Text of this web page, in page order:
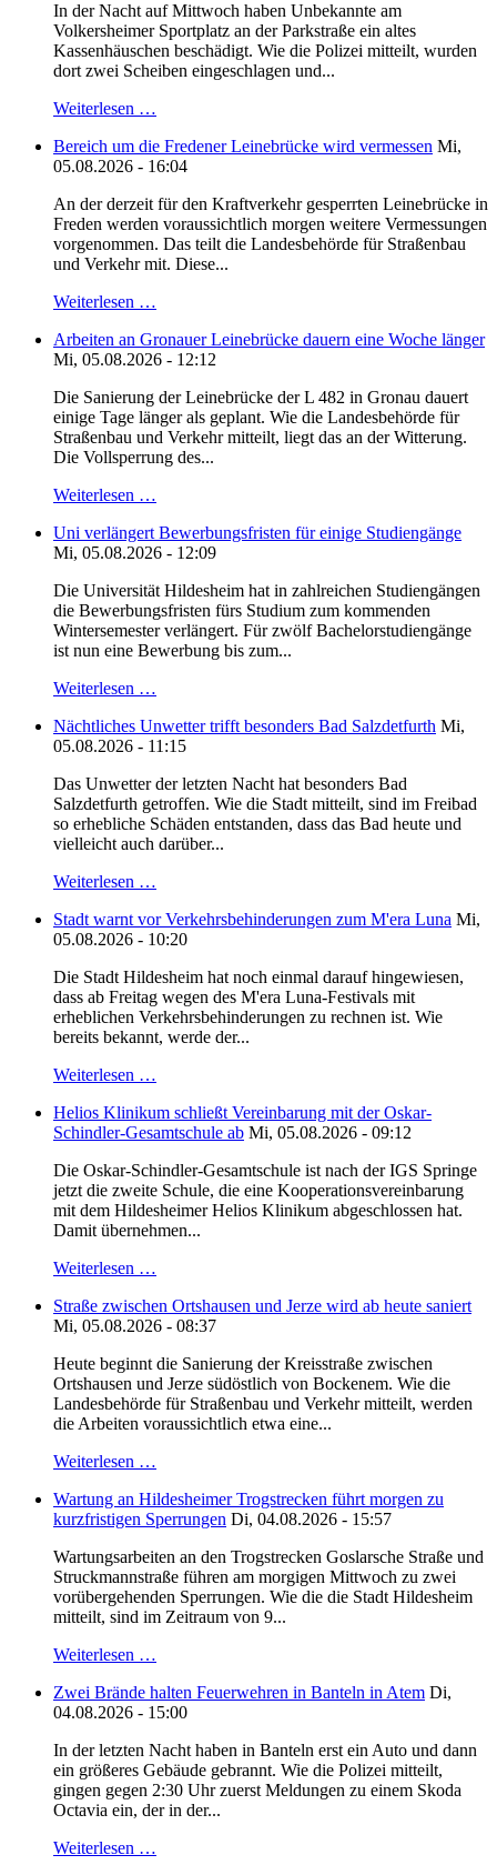
In der Nacht auf Mittwoch haben Unbekannte am
Volkersheimer Sportplatz an der Parkstraße ein altes
Kassenhäuschen beschädigt. Wie die Polizei mitteilt, wurden
dort zwei Scheiben eingeschlagen und...
Weiterlesen …
Bereich um die Fredener Leinebrücke wird vermessen Mi,
05.08.2026 - 16:04
An der derzeit für den Kraftverkehr gesperrten Leinebrücke in
Freden werden voraussichtlich morgen weitere Vermessungen
vorgenommen. Das teilt die Landesbehörde für Straßenbau
und Verkehr mit. Diese...
Weiterlesen …
Arbeiten an Gronauer Leinebrücke dauern eine Woche länger
Mi, 05.08.2026 - 12:12
Die Sanierung der Leinebrücke der L 482 in Gronau dauert
einige Tage länger als geplant. Wie die Landesbehörde für
Straßenbau und Verkehr mitteilt, liegt das an der Witterung.
Die Vollsperrung des...
Weiterlesen …
Uni verlängert Bewerbungsfristen für einige Studiengänge
Mi, 05.08.2026 - 12:09
Die Universität Hildesheim hat in zahlreichen Studiengängen
die Bewerbungsfristen fürs Studium zum kommenden
Wintersemester verlängert. Für zwölf Bachelorstudiengänge
ist nun eine Bewerbung bis zum...
Weiterlesen …
Nächtliches Unwetter trifft besonders Bad Salzdetfurth Mi,
05.08.2026 - 11:15
Das Unwetter der letzten Nacht hat besonders Bad
Salzdetfurth getroffen. Wie die Stadt mitteilt, sind im Freibad
so erhebliche Schäden entstanden, dass das Bad heute und
vielleicht auch darüber...
Weiterlesen …
Stadt warnt vor Verkehrsbehinderungen zum M'era Luna Mi,
05.08.2026 - 10:20
Die Stadt Hildesheim hat noch einmal darauf hingewiesen,
dass ab Freitag wegen des M'era Luna-Festivals mit
erheblichen Verkehrsbehinderungen zu rechnen ist. Wie
bereits bekannt, werde der...
Weiterlesen …
Helios Klinikum schließt Vereinbarung mit der Oskar-
Schindler-Gesamtschule ab Mi, 05.08.2026 - 09:12
Die Oskar-Schindler-Gesamtschule ist nach der IGS Springe
jetzt die zweite Schule, die eine Kooperationsvereinbarung
mit dem Hildesheimer Helios Klinikum abgeschlossen hat.
Damit übernehmen...
Weiterlesen …
Straße zwischen Ortshausen und Jerze wird ab heute saniert
Mi, 05.08.2026 - 08:37
Heute beginnt die Sanierung der Kreisstraße zwischen
Ortshausen und Jerze südöstlich von Bockenem. Wie die
Landesbehörde für Straßenbau und Verkehr mitteilt, werden
die Arbeiten voraussichtlich etwa eine...
Weiterlesen …
Wartung an Hildesheimer Trogstrecken führt morgen zu
kurzfristigen Sperrungen Di, 04.08.2026 - 15:57
Wartungsarbeiten an den Trogstrecken Goslarsche Straße und
Struckmannstraße führen am morgigen Mittwoch zu zwei
vorübergehenden Sperrungen. Wie die die Stadt Hildesheim
mitteilt, sind im Zeitraum von 9...
Weiterlesen …
Zwei Brände halten Feuerwehren in Banteln in Atem Di,
04.08.2026 - 15:00
In der letzten Nacht haben in Banteln erst ein Auto und dann
ein größeres Gebäude gebrannt. Wie die Polizei mitteilt,
gingen gegen 2:30 Uhr zuerst Meldungen zu einem Skoda
Octavia ein, der in der...
Weiterlesen …